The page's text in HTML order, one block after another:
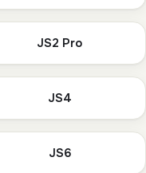
JS2 Pro
JS4
JS6